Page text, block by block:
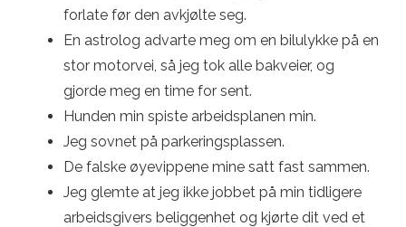
forlate før den avkjølte seg.
En astrolog advarte meg om en bilulykke på en
stor motorvei, så jeg tok alle bakveier, og
gjorde meg en time for sent.
Hunden min spiste arbeidsplanen min.
Jeg sovnet på parkeringsplassen.
De falske øyevippene mine satt fast sammen.
Jeg glemte at jeg ikke jobbet på min tidligere
arbeidsgivers beliggenhet og kjørte dit ved et